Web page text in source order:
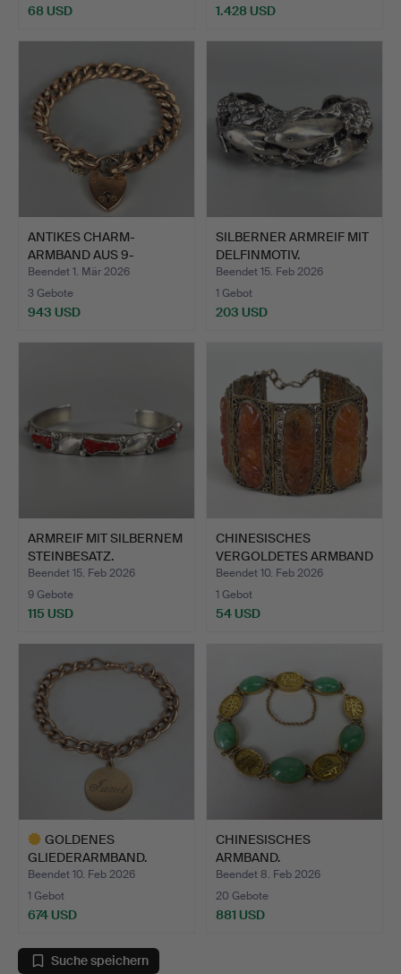
68 USD 1.428 USD
ANTIKES CHARM-
ARMBAND AUS 9-
KARÄTIGEM ROSÉ…
Beendet 1. Mär 2026
3 Gebote
943 USD
SILBERNER ARMREIF MIT
DELFINMOTIV.
Beendet 15. Feb 2026
1 Gebot
203 USD
ARMREIF MIT SILBERNEM
STEINBESATZ.
Beendet 15. Feb 2026
9 Gebote
115 USD
CHINESISCHES
VERGOLDETES ARMBAND
MIT HARTS…
Beendet 10. Feb 2026
1 Gebot
54 USD
GOLDENES
GLIEDERARMBAND.
Beendet 10. Feb 2026
1 Gebot
674 USD
Objekt
CHINESISCHES
ARMBAND.
Beendet 8. Feb 2026
20 Gebote
881 USD
Suche speichern